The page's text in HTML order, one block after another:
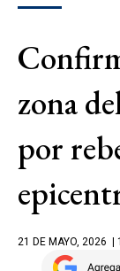
zona
por
21 DE MAYO, 2026